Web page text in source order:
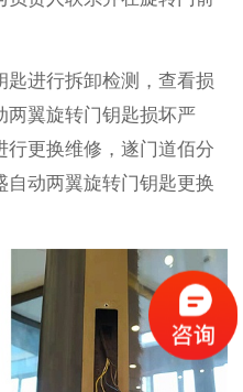
匙进行拆卸检测，查看损
两翼旋转门钥匙损坏严
更换维修，遂门道佰分
动两翼旋转门钥匙更换